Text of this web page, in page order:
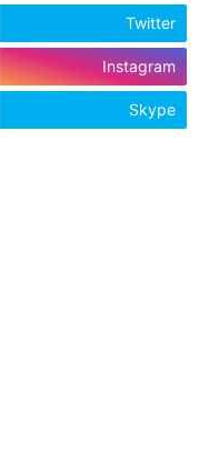
Twitter
Instagram
Skype